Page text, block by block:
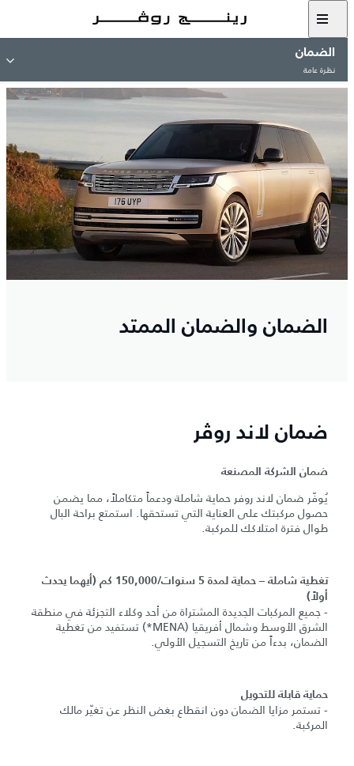
الضمان
نظرة عامة
الضمان والضمان الممتد
ضمان لاند روڤر
ضمان الشركة المصنعة
يُوفّر ضمان لاند روفر حماية شاملة ودعماً متكاملاً، مما يضمن
حصول مركبتك على العناية التي تستحقها. استمتع براحة البال
طوال فترة امتلاكك للمركبة.
تغطية شاملة – حماية لمدة 5 سنوات/150,000 كم (أيهما يحدث
أولاً)
- جميع المركبات الجديدة المشتراة من أحد وكلاء التجزئة في منطقة
الشرق الأوسط وشمال أفريقيا (MENA*) تستفيد من تغطية
الضمان، بدءاً من تاريخ التسجيل الأولي.
حماية قابلة للتحويل
- تستمر مزايا الضمان دون انقطاع بغض النظر عن تغيّر مالك
المركبة.